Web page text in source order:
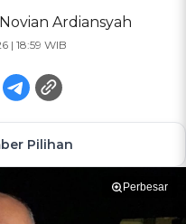
Novian Ardiansyah
| 18:59 WIB
Pilihan
Perbesar